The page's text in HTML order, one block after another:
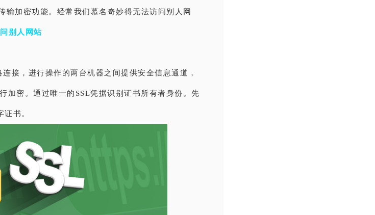
输加密功能。经常我们慕名奇妙得无法访问别人网
别人网站
接，进行操作的两台机器之间提供安全信息通道，
加密。通过唯一的SSL凭据识别证书所有者身份。先
书。